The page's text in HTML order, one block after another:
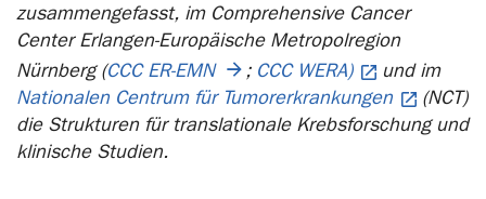
zusammengefasst, im Comprehensive Cancer
Center Erlangen-Europäische Metropolregion
Nürnberg (CCC ER-EMN ; CCC WERA)
und im
Nationalen Centrum für Tumorerkrankungen
(NCT)
die Strukturen für translationale Krebsforschung und
klinische Studien.